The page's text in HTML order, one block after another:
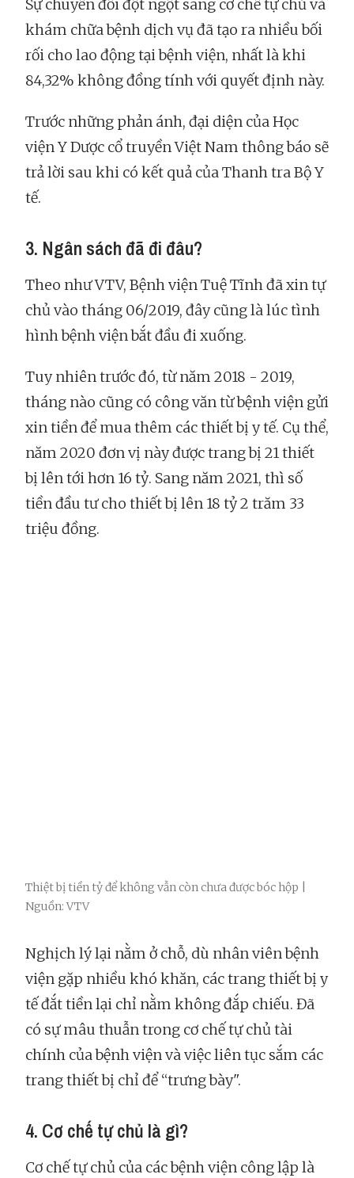
Sự chuyển đổi đột ngột sang cơ chế tự chủ và
khám chữa bệnh dịch vụ đã tạo ra nhiều bối
rối cho lao động tại bệnh viện, nhất là khi
84,32% không đồng tính với quyết định này.
Trước những phản ánh, đại diện của Học
viện Y Dược cổ truyền Việt Nam thông báo sẽ
trả lời sau khi có kết quả của Thanh tra Bộ Y
tế.
3. Ngân sách đã đi đâu?
Theo như VTV, Bệnh viện Tuệ Tĩnh đã xin tự
chủ vào tháng 06/2019, đây cũng là lúc tình
hình bệnh viện bắt đầu đi xuống.
Tuy nhiên trước đó, từ năm 2018 - 2019,
tháng nào cũng có công văn từ bệnh viện gửi
xin tiền để mua thêm các thiết bị y tế. Cụ thể,
năm 2020 đơn vị này được trang bị 21 thiết
bị lên tới hơn 16 tỷ. Sang năm 2021, thì số
tiền đầu tư cho thiết bị lên 18 tỷ 2 trăm 33
triệu đồng.
Thiệt bị tiền tỷ để không vẫn còn chưa được bóc hộp |
Nguồn: VTV
Nghịch lý lại nằm ở chỗ, dù nhân viên bệnh
viện gặp nhiều khó khăn, các trang thiết bị y
tế đắt tiền lại chỉ nằm không đắp chiếu. Đã
có sự mâu thuẫn trong cơ chế tự chủ tài
chính của bệnh viện và việc liên tục sắm các
trang thiết bị chỉ để “trưng bày".
4. Cơ chế tự chủ là gì?
Cơ chế tự chủ của các bệnh viện công lập là